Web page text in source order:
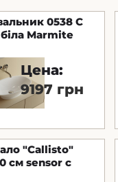
0538 C
біла Marmite
Цена:
9197 грн
"Callisto"
см sensor с